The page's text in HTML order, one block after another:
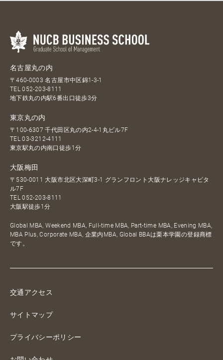
名古屋丸の内
〒460-0003 名古屋市中区錦1-3-1
TEL052-203-8111
地下鉄丸の内駅6番出口徒歩3分
東京丸の内
〒100-6307 千代田区丸の内2-4-1丸ビル7F
TEL03-3212-4111
東京駅丸の内南口徒歩1分
大阪梅田
〒530-0011 大阪市北区大深町3-1 グランフロント大阪ナレッジキャピタ
ル7F
TEL052-203-8111
大阪駅徒歩1分
Global MBA, Weekend MBA, Full-time MBA, Part-time MBA, Evening MBA,
MBA Plus, Corporate MBA, 企業内MBA, Global BBAは栗本学園の登録商標
です。
交通アクセス
サイトマップ
プライバシーポリシー